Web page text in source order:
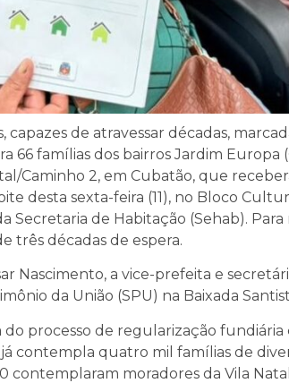
capazes de atravessar décadas,
66 famílias dos bairros Jardim Europa
Caminho 2, em Cubatão, que
desta sexta-feira (11), no Bloco
Secretaria de Habitação (Sehab).
três décadas de espera.
Nascimento, a vice-prefeita e
da União (SPU) na Baixada
processo de regularização
contempla quatro mil famílias de
contemplaram moradores da Vila